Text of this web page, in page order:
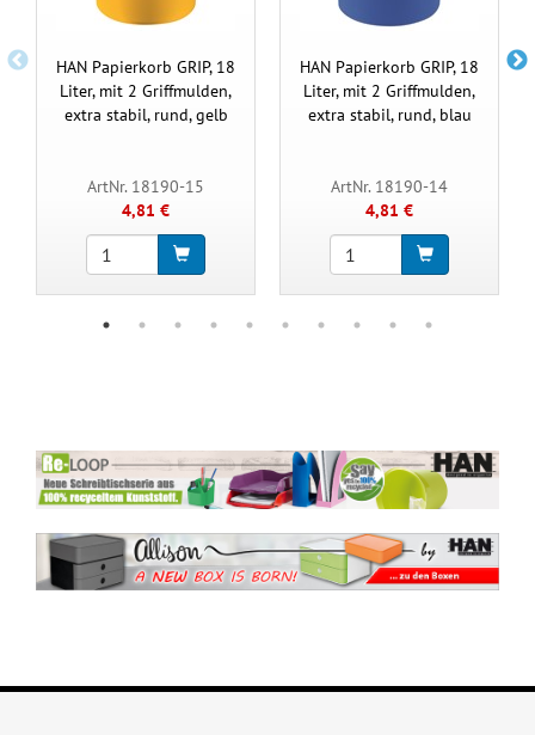
HAN Papierkorb GRIP, 18
Liter, mit 2 Griffmulden,
extra stabil, rund, gelb
ArtNr. 18190-15
4,81 €
HAN Papierkorb GRIP, 18
Liter, mit 2 Griffmulden,
extra stabil, rund, blau
ArtNr. 18190-14
4,81 €